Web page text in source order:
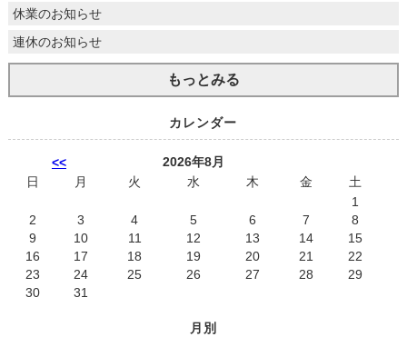
休業のお知らせ
連休のお知らせ
もっとみる
カレンダー
<<
2026年8月
日
月 火 水 木 金
土
1
2
3 4 5 6 7
8
9
10 11 12 13 14
15
16
17 18 19 20 21
22
23
24 25 26 27 28
29
30
31
月別